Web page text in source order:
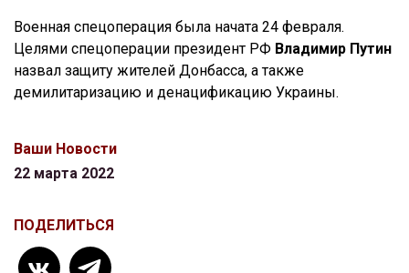
Военная спецоперация была начата 24 февраля.
Целями спецоперации президент РФ Владимир Путин
назвал защиту жителей Донбасса, а также
демилитаризацию и денацификацию Украины.
Ваши Новости
22 марта 2022
ПОДЕЛИТЬСЯ